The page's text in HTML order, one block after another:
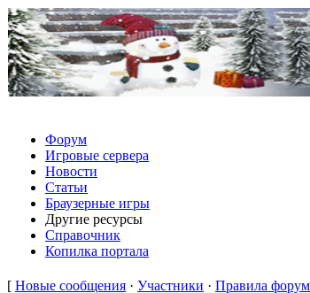
Форум
Игровые сервера
Новости
Статьи
Браузерные игры
Другие ресурсы
Справочник
Копилка портала
[ Новые сообщения · Участники · Правила